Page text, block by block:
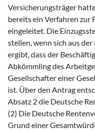
Versicherungsträger
bereits ein Verfahren zur
eingeleitet. Die
stellen, wenn sich aus
ergibt, dass der
Abkömmling des
Gesellschafter einer
ist. Über den Antrag
Absatz 2 die Deutsche
(2) Die Deutsche
Grund einer